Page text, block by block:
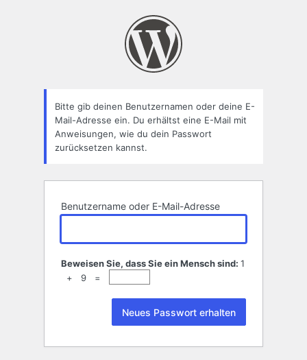
Bitte gib deinen Benutzernamen oder deine E-
Mail-Adresse ein. Du erhältst eine E-Mail mit
Anweisungen, wie du dein Passwort
zurücksetzen kannst.
Benutzername oder E-Mail-Adresse
Beweisen Sie, dass Sie ein Mensch sind: 1
+ 9 =